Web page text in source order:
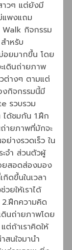
วๆ แต่ยังมี
แพงแถม
Walk กิจกรรม
ำหรับ
อยมากขึ้น โดย
เดินถ่ายภาพ
ต่างๆ ตามแต่
งกิจกรรมนี้มี
รวบรวม
ด้ชมกัน 1.ฝึก
ถ่ายภาพที่มักจะ
ย่างรวดเร็ว ใน
จำ ส่วนตัวผู้
ยสอดส่องมอง
ดขึ้นในเวลา
ยให้เราได้
ฝึกความคิด
ดินถ่ายภาพโดย
ต่ถ้าเราคิดให้
นใจมานำ